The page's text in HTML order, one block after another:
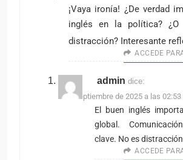
¡Vaya ironía! ¿De verdad
inglés en la política?
distracción? Interesante
ACCEDE
admin dice:
6 de septiembre de 2025 a las 02:53
El buen inglés
global.
clave. No es
ACCEDE